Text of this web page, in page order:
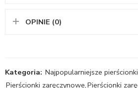
OPINIE (0)
Kategoria: Najpopularniejsze
Pierścionki zaręczynowe,Pierścionki